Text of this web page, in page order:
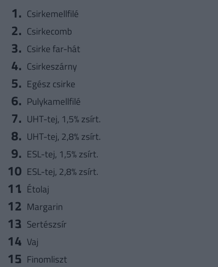
Csirkemellfilé
Csirkecomb
Csirke far-hát
Csirkeszárny
Egész csirke
Pulykamellfilé
UHT-tej, 1,5% zsírt.
UHT-tej, 2,8% zsírt.
ESL-tej, 1,5% zsírt.
ESL-tej, 2,8% zsírt.
Étolaj
Margarin
Sertészsír
Vaj
Finomliszt